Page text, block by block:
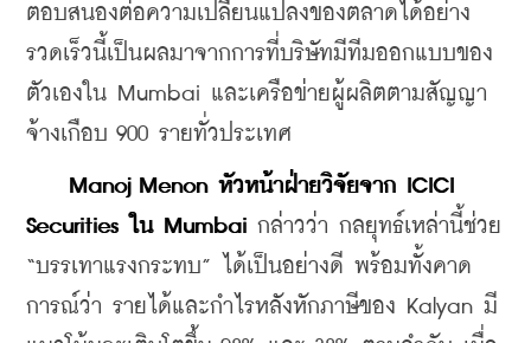
ตอบสนองต่อความเปลี่ยนแปลงของตลาดได้อย่าง
รวดเร็วนี้เป็นผลมาจากการที่บริษัทมีทีมออกแบบของ
ตัวเองใน Mumbai และเครือข่ายผู้ผลิตตามสัญญา
จ้างเกือบ 900 รายทั่วประเทศ
Manoj Menon หัวหน้าฝ่ายวิจัยจาก ICICI
Securities ใน Mumbai กล่าวว่า กลยุทธ์เหล่านี้ช่วย
“บรรเทาแรงกระทบ” ได้เป็นอย่างดี พร้อมทั้งคาด
การณ์ว่า รายได้และกำไรหลังหักภาษีของ Kalyan มี